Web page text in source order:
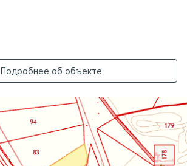
Подробнее об объекте